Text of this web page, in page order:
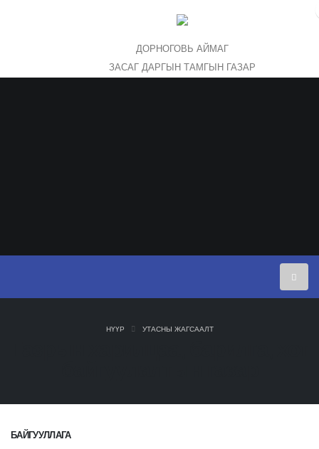
ДОРНОГОВЬ АЙМАГ
ЗАСАГ ДАРГЫН ТАМГЫН ГАЗАР
НҮҮР УТАСНЫ ЖАГСААЛТ
БАЙГУУЛЛАГА